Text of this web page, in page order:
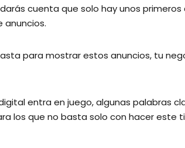
cuenta que solo hay unos
para mostrar estos anuncios, tu
entra en juego, algunas palabras
los que no basta solo con hacer este